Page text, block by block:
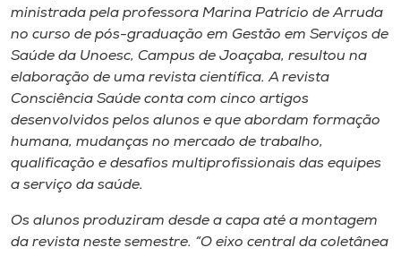
CPA
Biblioteca
Editora
Rádio
Museu
ministrada pela professora Marina Patrício de Arruda
no curso de pós-graduação em Gestão em Serviços de
Saúde da Unoesc, Campus de Joaçaba, resultou na
elaboração de uma revista científica. A revista
Consciência Saúde conta com cinco artigos
desenvolvidos pelos alunos e que abordam formação
humana, mudanças no mercado de trabalho,
qualificação e desafios multiprofissionais das equipes
a serviço da saúde.
Os alunos produziram desde a capa até a montagem
da revista neste semestre. “O eixo central da coletânea